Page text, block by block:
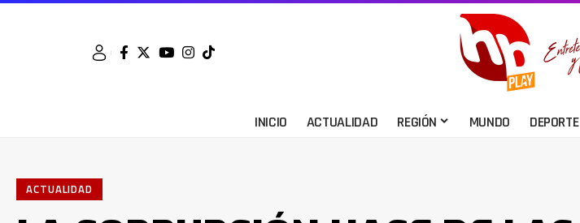
INICIO ACTUALIDAD REGIÓN MUNDO DEPORTE
ACTUALIDAD